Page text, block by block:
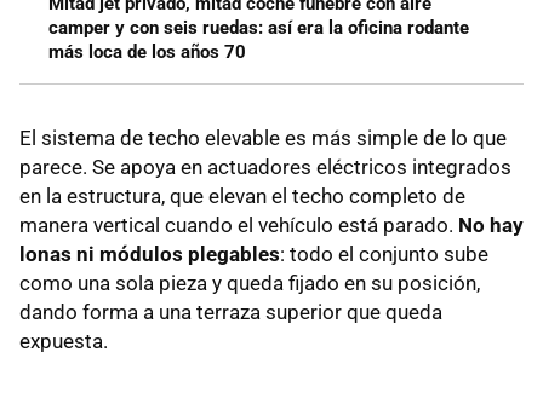
camper y con seis ruedas: así era la oficina rodante
más loca de los años 70
El sistema de techo elevable es más simple de lo que
parece. Se apoya en actuadores eléctricos integrados
en la estructura, que elevan el techo completo de
manera vertical cuando el vehículo está parado. No hay
lonas ni módulos plegables: todo el conjunto sube
como una sola pieza y queda fijado en su posición,
dando forma a una terraza superior que queda
expuesta.